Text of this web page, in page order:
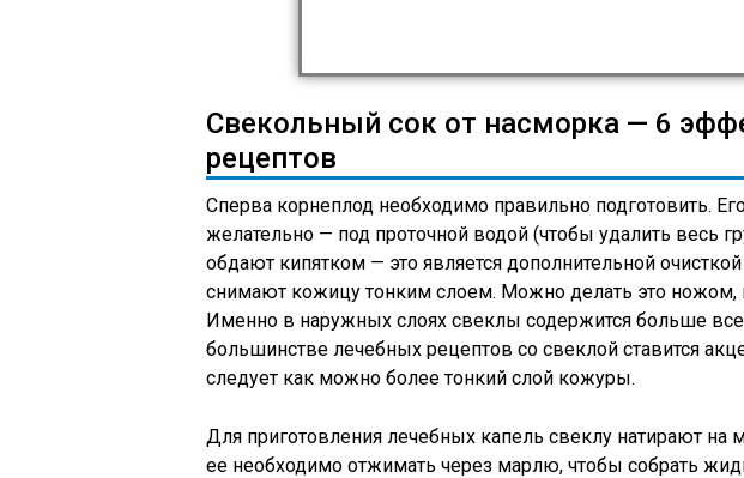
Свекольный сок от насморка — 6
рецептов
Сперва корнеплод необходимо правильно подготовить.
желательно — под проточной водой (чтобы удалить весь
обдают кипятком — это является дополнительной
снимают кожицу тонким слоем. Можно делать это ножом,
Именно в наружных слоях свеклы содержится больше
большинстве лечебных рецептов со свеклой ставится
следует как можно более тонкий слой кожуры.
Для приготовления лечебных капель свеклу натирают на
ее необходимо отжимать через марлю, чтобы собрать